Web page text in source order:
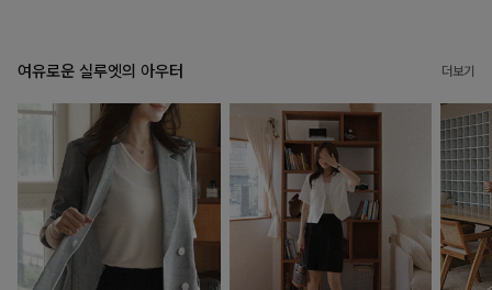
여유로운 실루엣의 아우터 더보기